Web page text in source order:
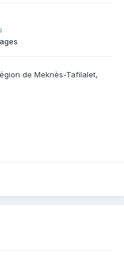
de Meknès-Tafilalet,